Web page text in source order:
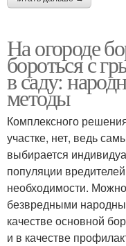
На огороде
бороться с
в саду:
методы
Комплексного
участке, нет, ведь
выбирается
популяции
необходимости.
безвредными
качестве основной
и в качестве